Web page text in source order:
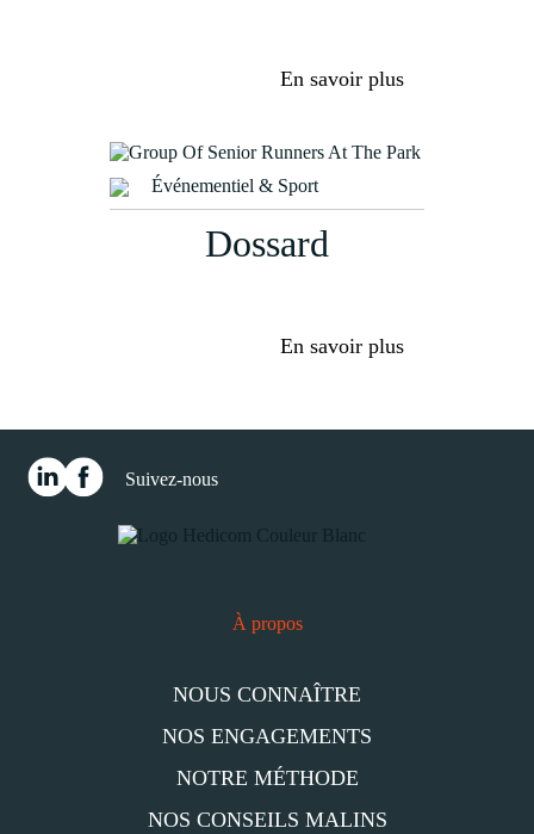
En savoir plus
Événementiel & Sport
Dossard
En savoir plus
Suivez-nous
À propos
NOUS CONNAÎTRE
NOS ENGAGEMENTS
NOTRE MÉTHODE
NOS CONSEILS MALINS